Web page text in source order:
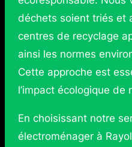
déchets soient triés et
centres de recyclage
ainsi les normes
Cette approche est
l’impact écologique de
En choisissant notre
électroménager à